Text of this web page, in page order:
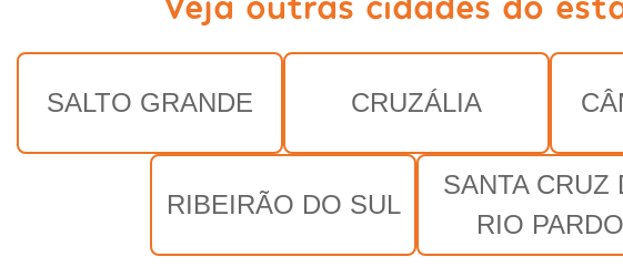
SALTO GRANDE CRUZÁLIA
RIBEIRÃO DO SUL
SANTA CRUZ
RIO PARDO